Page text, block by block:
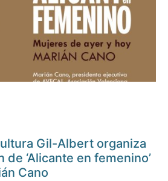
Gil-Albert organiza
‘Alicante en femenino’
Cano